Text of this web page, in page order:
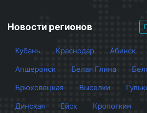
Новости регионов
Кубань Краснодар Абинск
Апшеронск
Белая Глина
Брюховецкая
Выселки
Динская
Ейск Кропоткин